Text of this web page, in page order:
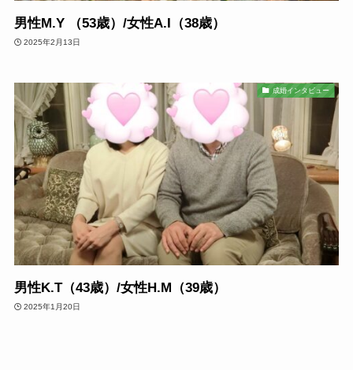
男性M.Y （53歳）/女性A.I（38歳）
2025年2月13日
成婚インタビュー
男性K.T（43歳）/女性H.M（39歳）
2025年1月20日